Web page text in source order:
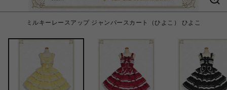
ミルキーレースアップ ジャンパースカート（ひよこ） ひよこ